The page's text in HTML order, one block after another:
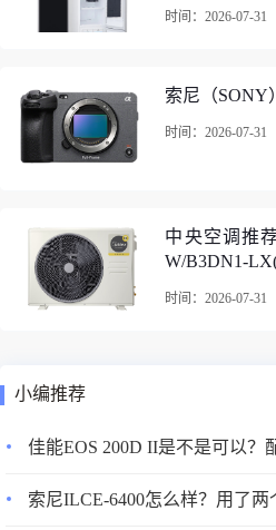
时间：2026-07-31
索尼（SONY
时间：2026-07-31
中央空调推
W/B3DN1-
时间：2026-07-31
小编推荐